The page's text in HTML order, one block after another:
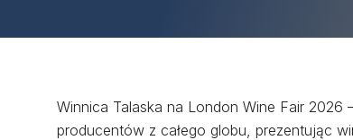
Winnica Talaska na London Wine Fair
producentów z całego globu, prezentując